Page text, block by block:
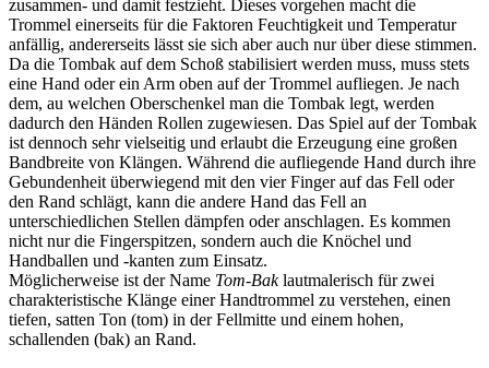
zusammen- und damit festzieht. Dieses vorgehen macht die
Trommel einerseits für die Faktoren Feuchtigkeit und Temperatur
anfällig, andererseits lässt sie sich aber auch nur über diese stimmen.
Da die Tombak auf dem Schoß stabilisiert werden muss, muss stets
eine Hand oder ein Arm oben auf der Trommel aufliegen. Je nach
dem, au welchen Oberschenkel man die Tombak legt, werden
dadurch den Händen Rollen zugewiesen. Das Spiel auf der Tombak
ist dennoch sehr vielseitig und erlaubt die Erzeugung eine großen
Bandbreite von Klängen. Während die aufliegende Hand durch ihre
Gebundenheit überwiegend mit den vier Finger auf das Fell oder
den Rand schlägt, kann die andere Hand das Fell an
unterschiedlichen Stellen dämpfen oder anschlagen. Es kommen
nicht nur die Fingerspitzen, sondern auch die Knöchel und
Handballen und -kanten zum Einsatz.
Möglicherweise ist der Name Tom-Baklautmalerisch für zwei
charakteristische Klänge einer Handtrommel zu verstehen, einen
tiefen, satten Ton (tom) in der Fellmitte und einem hohen,
schallenden (bak) an Rand.